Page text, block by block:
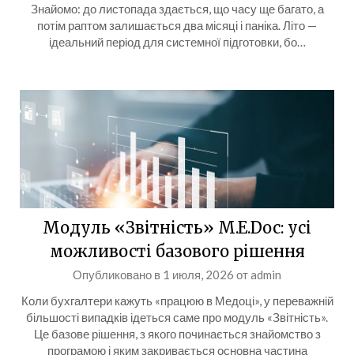
Знайомо: до листопада здається, що часу ще багато, а
потім раптом залишається два місяці і паніка. Літо —
ідеальний період для системної підготовки, бо…
Модуль «Звітність» M.E.Doc: усі
можливості базового рішення
Опубликовано в 1 июля, 2026 отadmin
Коли бухгалтери кажуть «працюю в Медоці», у переважній
більшості випадків ідеться саме про модуль «Звітність».
Це базове рішення, з якого починається знайомство з
програмою і яким закривається основна частина